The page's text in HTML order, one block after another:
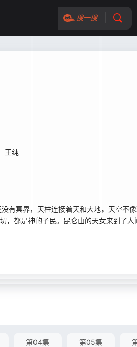
搜一搜
王纯
冥界，天柱连接着天和大地，天空不像
，都是神的子民。昆仑山的天女来到了
第04集 第05集